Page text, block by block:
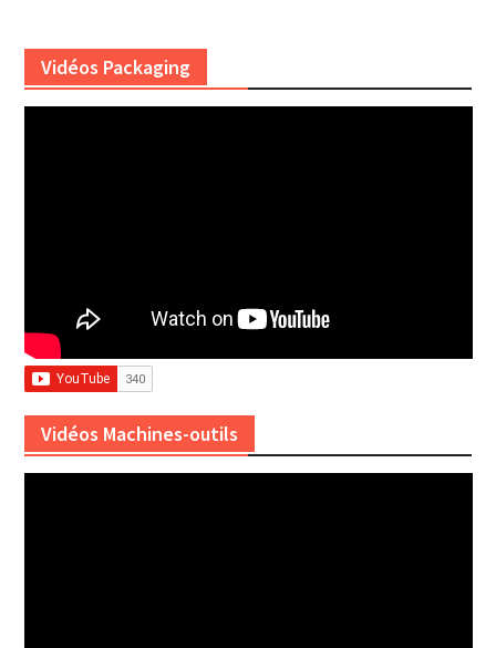
Vidéos Packaging
Vidéos Machines-outils